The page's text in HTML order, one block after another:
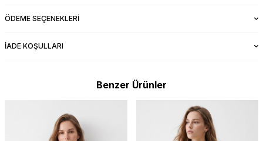
ÖDEME SEÇENEKLERI
İADE KOŞULLARI
Benzer Ürünler